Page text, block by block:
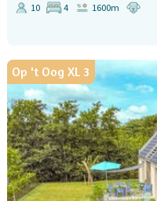
10 4
1600m
Op 't Oog XL 3